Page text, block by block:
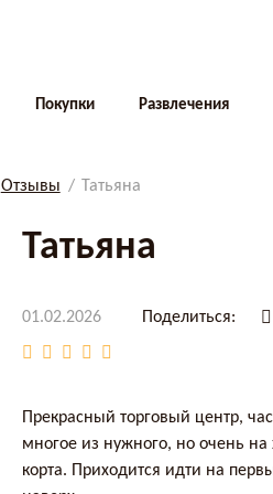
Покупки Развлечения
Отзывы Татьяна
Татьяна
01.02.2026 Поделиться:
Прекрасный торговый центр,
многое из нужного, но очень на
корта. Приходится идти на